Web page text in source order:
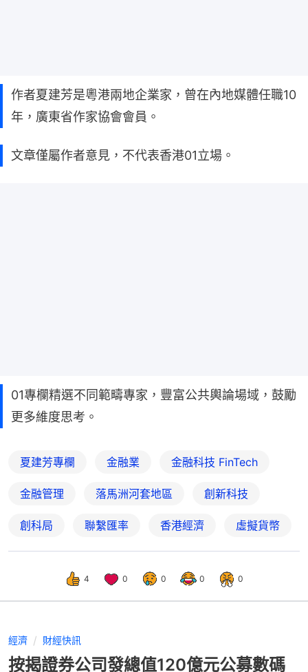
作者夏建芳是粵港兩地企業家，曾在內地媒體任職10
年，廣東省作家協會會員。
文章僅屬作者意見，不代表香港01立場。
01專欄精選不同範疇專家，豐富公共輿論場域，鼓勵
更多維度思考。
夏建芳專欄 金融業 金融科技 FinTech
金融管理 落馬洲河套地區 創新科技
創科局 聯繫匯率 香港經濟 虛擬貨幣
4 0 0 0 0
經濟 財經快訊
按揭證券公司發總值120億元公募數碼